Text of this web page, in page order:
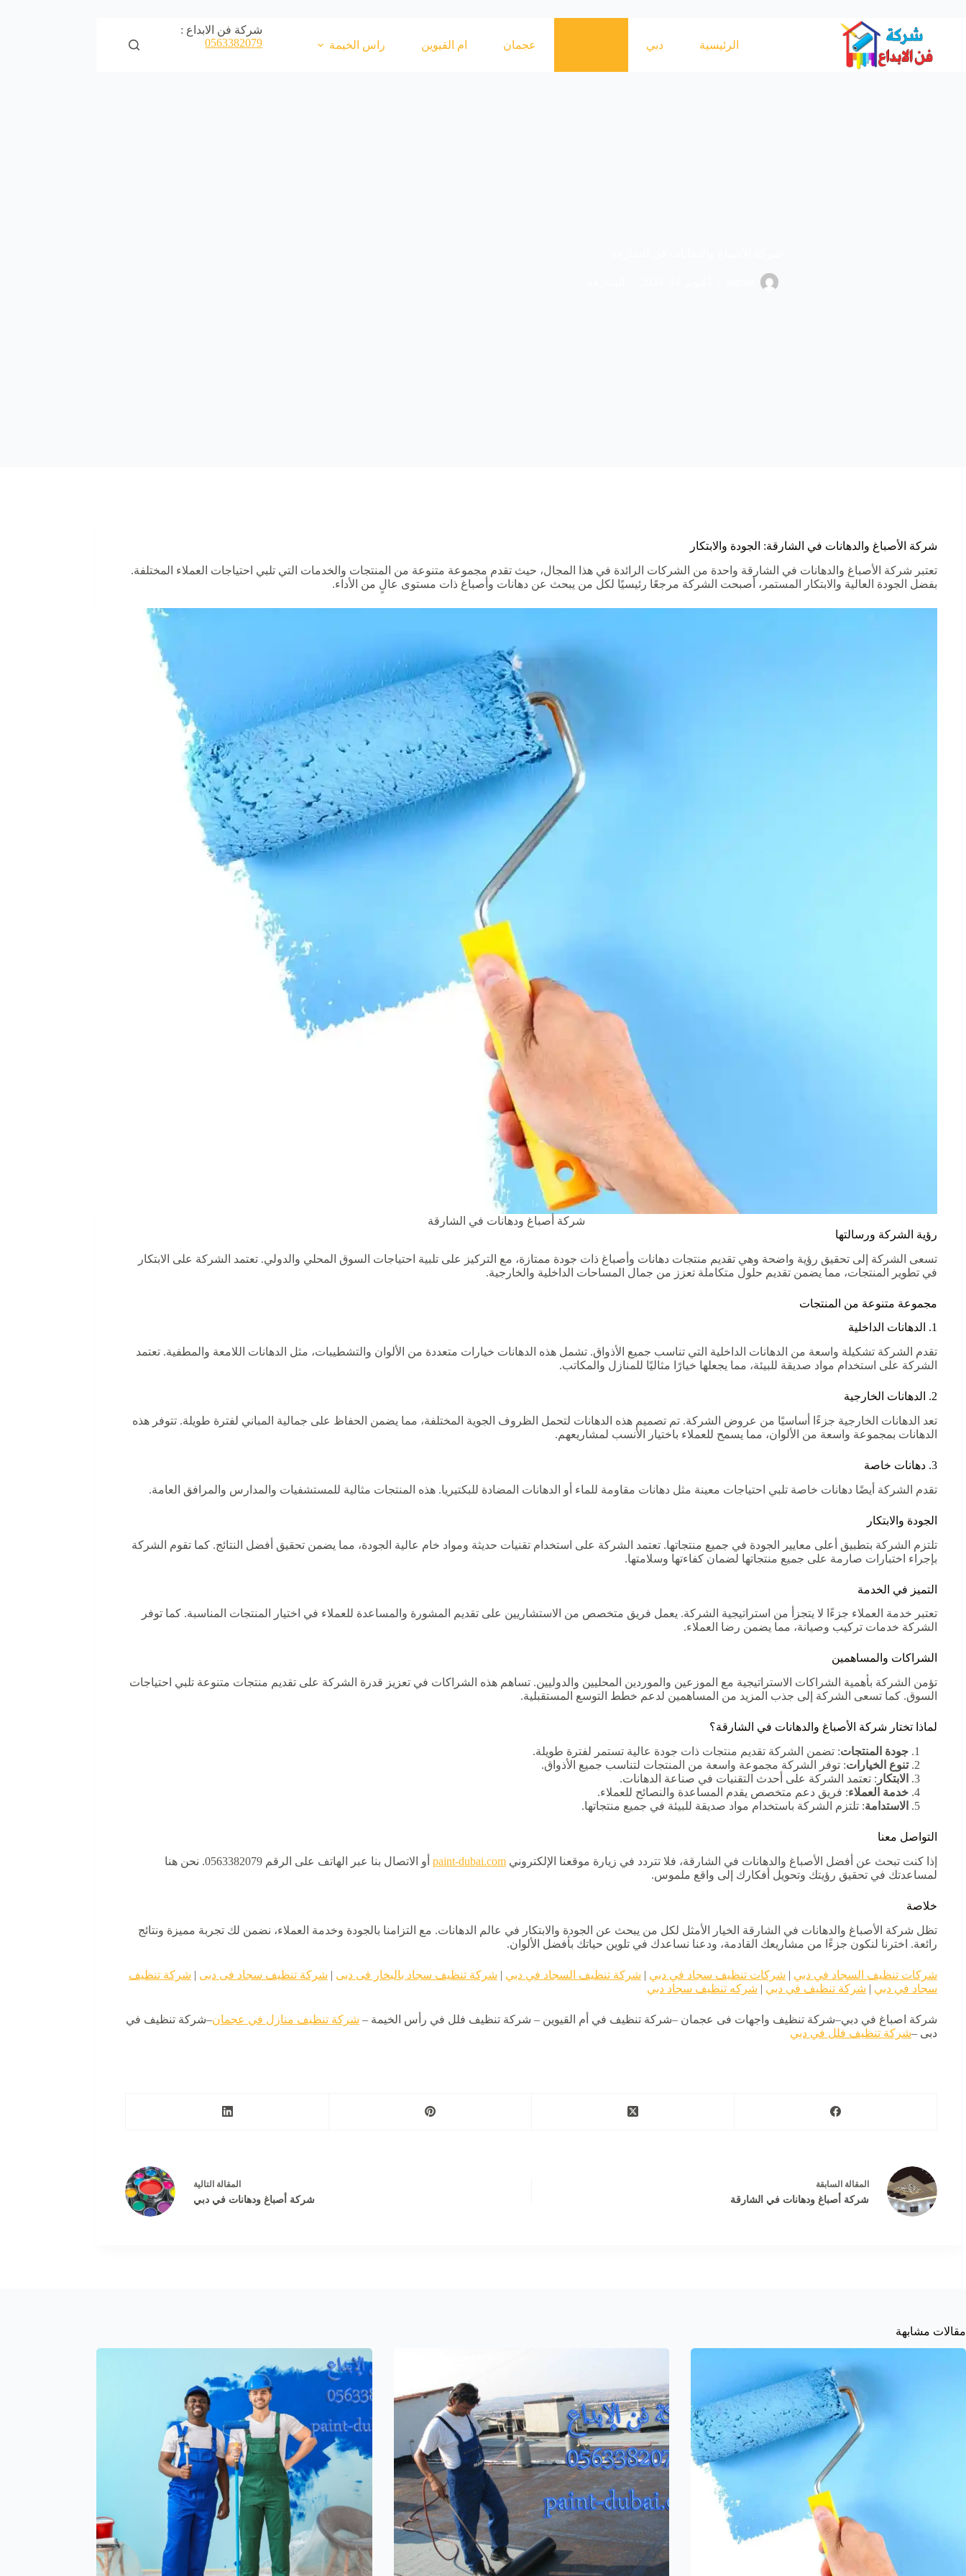
الرئيسية
دبي عجمان ام القيوين راس الخيمة
شركة فن الابداع :
0563382079
شركة الأصباغ والدهانات في الشارقة: الجودة والابتكار
تعتبر شركة الأصباغ والدهانات في الشارقة واحدة من الشركات الرائدة في هذا المجال، حيث تقدم مجموعة متنوعة من المنتجات والخدمات التي تلبي احتياجات العملاء المختلفة.
بفضل الجودة العالية والابتكار المستمر، أصبحت الشركة مرجعًا رئيسيًا لكل من يبحث عن دهانات وأصباغ ذات مستوى عالٍ من الأداء.
شركة أصباغ ودهانات في الشارقة
رؤية الشركة ورسالتها
تسعى الشركة إلى تحقيق رؤية واضحة وهي تقديم منتجات دهانات وأصباغ ذات جودة ممتازة، مع التركيز على تلبية احتياجات السوق المحلي والدولي. تعتمد الشركة على الابتكار
في تطوير المنتجات، مما يضمن تقديم حلول متكاملة تعزز من جمال المساحات الداخلية والخارجية.
مجموعة متنوعة من المنتجات
1. الدهانات الداخلية
تقدم الشركة تشكيلة واسعة من الدهانات الداخلية التي تناسب جميع الأذواق. تشمل هذه الدهانات خيارات متعددة من الألوان والتشطيبات، مثل الدهانات اللامعة والمطفية. تعتمد
الشركة على استخدام مواد صديقة للبيئة، مما يجعلها خيارًا مثاليًا للمنازل والمكاتب.
2. الدهانات الخارجية
تعد الدهانات الخارجية جزءًا أساسيًا من عروض الشركة. تم تصميم هذه الدهانات لتحمل الظروف الجوية المختلفة، مما يضمن الحفاظ على جمالية المباني لفترة طويلة. تتوفر هذه
الدهانات بمجموعة واسعة من الألوان، مما يسمح للعملاء باختيار الأنسب لمشاريعهم.
3. دهانات خاصة
تقدم الشركة أيضًا دهانات خاصة تلبي احتياجات معينة مثل دهانات مقاومة للماء أو الدهانات المضادة للبكتيريا. هذه المنتجات مثالية للمستشفيات والمدارس والمرافق العامة.
الجودة والابتكار
تلتزم الشركة بتطبيق أعلى معايير الجودة في جميع منتجاتها. تعتمد الشركة على استخدام تقنيات حديثة ومواد خام عالية الجودة، مما يضمن تحقيق أفضل النتائج. كما تقوم الشركة
بإجراء اختبارات صارمة على جميع منتجاتها لضمان كفاءتها وسلامتها.
التميز في الخدمة
تعتبر خدمة العملاء جزءًا لا يتجزأ من استراتيجية الشركة. يعمل فريق متخصص من الاستشاريين على تقديم المشورة والمساعدة للعملاء في اختيار المنتجات المناسبة. كما توفر
الشركة خدمات تركيب وصيانة، مما يضمن رضا العملاء.
الشراكات والمساهمين
تؤمن الشركة بأهمية الشراكات الاستراتيجية مع الموزعين والموردين المحليين والدوليين. تساهم هذه الشراكات في تعزيز قدرة الشركة على تقديم منتجات متنوعة تلبي احتياجات
السوق. كما تسعى الشركة إلى جذب المزيد من المساهمين لدعم خطط التوسع المستقبلية.
لماذا تختار شركة الأصباغ والدهانات في الشارقة؟
جودة المنتجات: تضمن الشركة تقديم منتجات ذات جودة عالية تستمر لفترة طويلة.
تنوع الخيارات: توفر الشركة مجموعة واسعة من المنتجات لتناسب جميع الأذواق.
الابتكار : تعتمد الشركة على أحدث التقنيات في صناعة الدهانات.
خدمة العملاء: فريق دعم متخصص يقدم المساعدة والنصائح للعملاء.
الاستدامة: تلتزم الشركة باستخدام مواد صديقة للبيئة في جميع منتجاتها.
التواصل معنا
إذا كنت تبحث عن أفضل الأصباغ والدهانات في الشارقة، فلا تتردد في زيارة موقعنا الإلكتروني paint-dubai.com
أو الاتصال بنا عبر الهاتف على الرقم 0563382079. نحن هنا
لمساعدتك في تحقيق رؤيتك وتحويل أفكارك إلى واقع ملموس.
خلاصة
تظل شركة الأصباغ والدهانات في الشارقة الخيار الأمثل لكل من يبحث عن الجودة والابتكار في عالم الدهانات. مع التزامنا بالجودة وخدمة العملاء، نضمن لك تجربة مميزة ونتائج
رائعة. اخترنا لنكون جزءًا من مشاريعك القادمة، ودعنا نساعدك في تلوين حياتك بأفضل الألوان.
شركات تنظيف السجاد في دبي | شركات تنظيف سجاد في دبي | شركة تنظيف السجاد في دبي | شركة تنظيف سجاد بالبخار فى دبى | شركة تنظيف سجاد فى دبى | شركة تنظيف
سجاد في دبي | شركة تنظيف في دبي | شركه تنظيف سجاد دبي
شركة اصباغ في دبي–شركة تنظيف واجهات فى عجمان –شركة تنظيف في أم القيوين – شركة تنظيف فلل في رأس الخيمة – شركة تنظيف منازل في عجمان–شركة تنظيف في
دبى –شركة تنظيف فلل في دبي
المقالة السابقة
شركة أصباغ ودهانات في الشارقة
المقالة التالية
شركة أصباغ ودهانات في دبي
مقالات مشابهة